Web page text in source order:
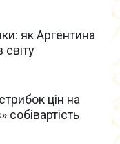
як Аргентина
світу
цін на